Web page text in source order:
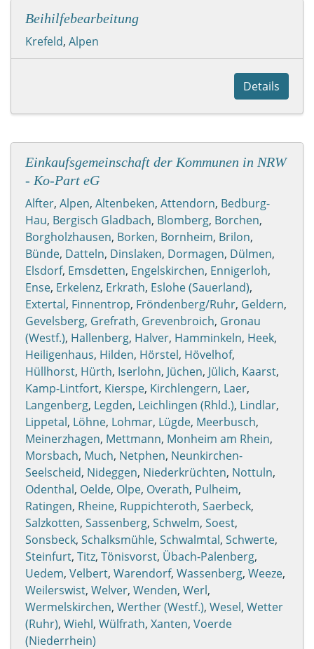
Beihilfebearbeitung
Krefeld, Alpen
Details
Einkaufsgemeinschaft der Kommunen in NRW
- Ko-Part eG
Alfter, Alpen, Altenbeken, Attendorn, Bedburg-
Hau, Bergisch Gladbach, Blomberg, Borchen,
Borgholzhausen, Borken, Bornheim, Brilon,
Bünde, Datteln, Dinslaken, Dormagen, Dülmen,
Elsdorf, Emsdetten, Engelskirchen, Ennigerloh,
Ense, Erkelenz, Erkrath, Eslohe (Sauerland),
Extertal, Finnentrop, Fröndenberg/Ruhr, Geldern,
Gevelsberg, Grefrath, Grevenbroich, Gronau
(Westf.), Hallenberg, Halver, Hamminkeln, Heek,
Heiligenhaus, Hilden, Hörstel, Hövelhof,
Hüllhorst, Hürth, Iserlohn, Jüchen, Jülich, Kaarst,
Kamp-Lintfort, Kierspe, Kirchlengern, Laer,
Langenberg, Legden, Leichlingen (Rhld.), Lindlar,
Lippetal, Löhne, Lohmar, Lügde, Meerbusch,
Meinerzhagen, Mettmann, Monheim am Rhein,
Morsbach, Much, Netphen, Neunkirchen-
Seelscheid, Nideggen, Niederkrüchten, Nottuln,
Odenthal, Oelde, Olpe, Overath, Pulheim,
Ratingen, Rheine, Ruppichteroth, Saerbeck,
Salzkotten, Sassenberg, Schwelm, Soest,
Sonsbeck, Schalksmühle, Schwalmtal, Schwerte,
Steinfurt, Titz, Tönisvorst, Übach-Palenberg,
Uedem, Velbert, Warendorf, Wassenberg, Weeze,
Weilerswist, Welver, Wenden, Werl,
Wermelskirchen, Werther (Westf.), Wesel, Wetter
(Ruhr), Wiehl, Wülfrath, Xanten, Voerde
(Niederrhein)